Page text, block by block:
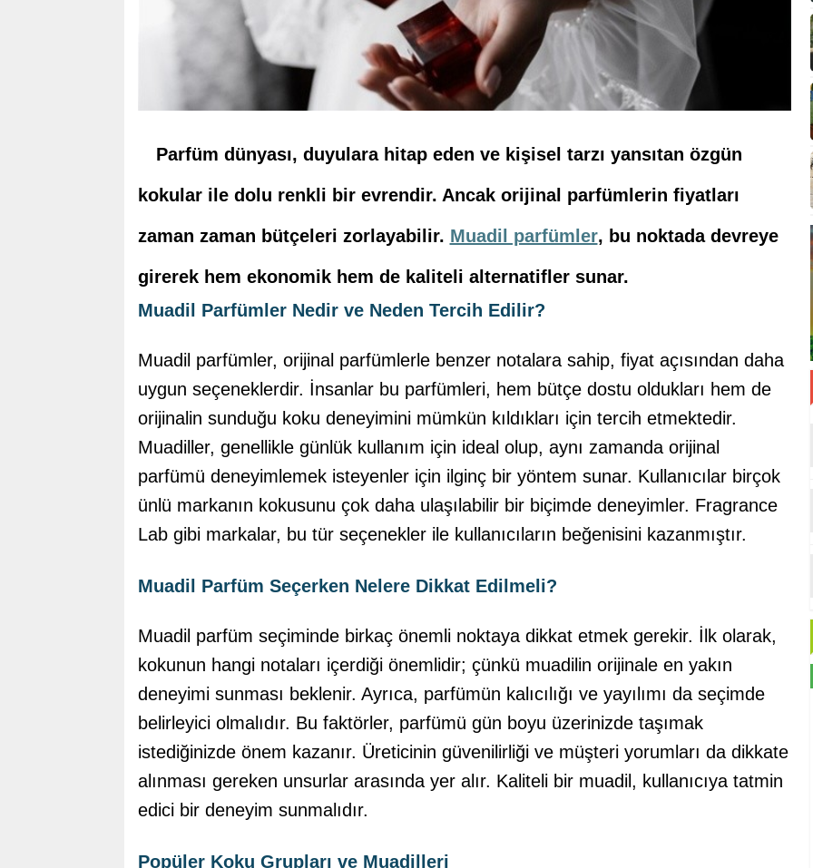
Parfüm dünyası, duyulara hitap eden ve kişisel tarzı yansıtan özgün
kokular ile dolu renkli bir evrendir. Ancak orijinal parfümlerin fiyatları
zaman zaman bütçeleri zorlayabilir. Muadil parfümler, bu noktada devreye
girerek hem ekonomik hem de kaliteli alternatifler sunar.
Muadil Parfümler Nedir ve Neden Tercih Edilir?
Muadil parfümler, orijinal parfümlerle benzer notalara sahip, fiyat açısından daha
uygun seçeneklerdir. İnsanlar bu parfümleri, hem bütçe dostu oldukları hem de
orijinalin sunduğu koku deneyimini mümkün kıldıkları için tercih etmektedir.
Muadiller, genellikle günlük kullanım için ideal olup, aynı zamanda orijinal
parfümü deneyimlemek isteyenler için ilginç bir yöntem sunar. Kullanıcılar birçok
ünlü markanın kokusunu çok daha ulaşılabilir bir biçimde deneyimler. Fragrance
Lab gibi markalar, bu tür seçenekler ile kullanıcıların beğenisini kazanmıştır.
Muadil Parfüm Seçerken Nelere Dikkat Edilmeli?
Muadil parfüm seçiminde birkaç önemli noktaya dikkat etmek gerekir. İlk olarak,
kokunun hangi notaları içerdiği önemlidir; çünkü muadilin orijinale en yakın
deneyimi sunması beklenir. Ayrıca, parfümün kalıcılığı ve yayılımı da seçimde
belirleyici olmalıdır. Bu faktörler, parfümü gün boyu üzerinizde taşımak
istediğinizde önem kazanır. Üreticinin güvenilirliği ve müşteri yorumları da dikkate
alınması gereken unsurlar arasında yer alır. Kaliteli bir muadil, kullanıcıya tatmin
edici bir deneyim sunmalıdır.
Popüler Koku Grupları ve Muadilleri